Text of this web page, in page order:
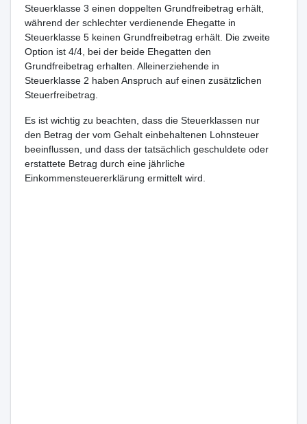
Steuerklasse 3 einen doppelten Grundfreibetrag erhält,
während der schlechter verdienende Ehegatte in
Steuerklasse 5 keinen Grundfreibetrag erhält. Die zweite
Option ist 4/4, bei der beide Ehegatten den
Grundfreibetrag erhalten. Alleinerziehende in
Steuerklasse 2 haben Anspruch auf einen zusätzlichen
Steuerfreibetrag.
Es ist wichtig zu beachten, dass die Steuerklassen nur
den Betrag der vom Gehalt einbehaltenen Lohnsteuer
beeinflussen, und dass der tatsächlich geschuldete oder
erstattete Betrag durch eine jährliche
Einkommensteuererklärung ermittelt wird.